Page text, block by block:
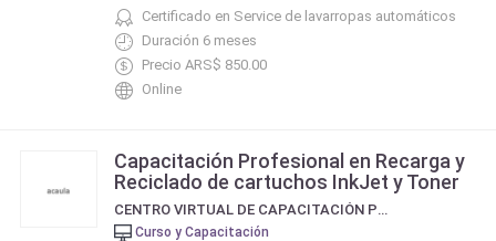
Certificado en Service de lavarropas automáticos
Duración 6 meses
Precio ARS$ 850.00
Online
Capacitación Profesional en Recarga y
Reciclado de cartuchos InkJet y Toner
CENTRO VIRTUAL DE CAPACITACIÓN PROFESIONAL
Curso y Capacitación